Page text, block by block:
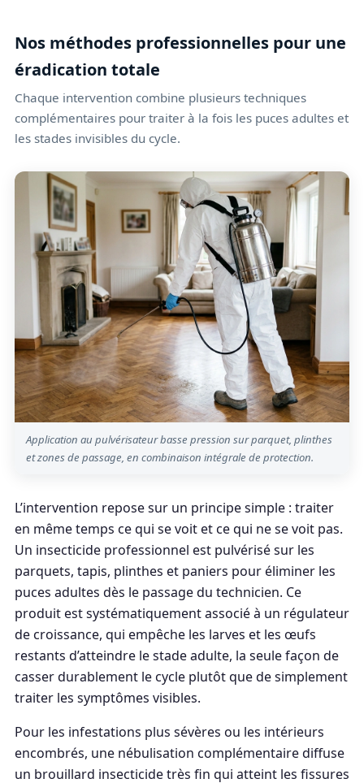
Nos méthodes professionnelles pour une
éradication totale
Chaque intervention combine plusieurs techniques
complémentaires pour traiter à la fois les puces adultes et
les stades invisibles du cycle.
Application au pulvérisateur basse pression sur parquet, plinthes
et zones de passage, en combinaison intégrale de protection.
L’intervention repose sur un principe simple : traiter
en même temps ce qui se voit et ce qui ne se voit pas.
Un insecticide professionnel est pulvérisé sur les
parquets, tapis, plinthes et paniers pour éliminer les
puces adultes dès le passage du technicien. Ce
produit est systématiquement associé à un régulateur
de croissance, qui empêche les larves et les œufs
restants d’atteindre le stade adulte, la seule façon de
casser durablement le cycle plutôt que de simplement
traiter les symptômes visibles.
Pour les infestations plus sévères ou les intérieurs
encombrés, une nébulisation complémentaire diffuse
un brouillard insecticide très fin qui atteint les fissures